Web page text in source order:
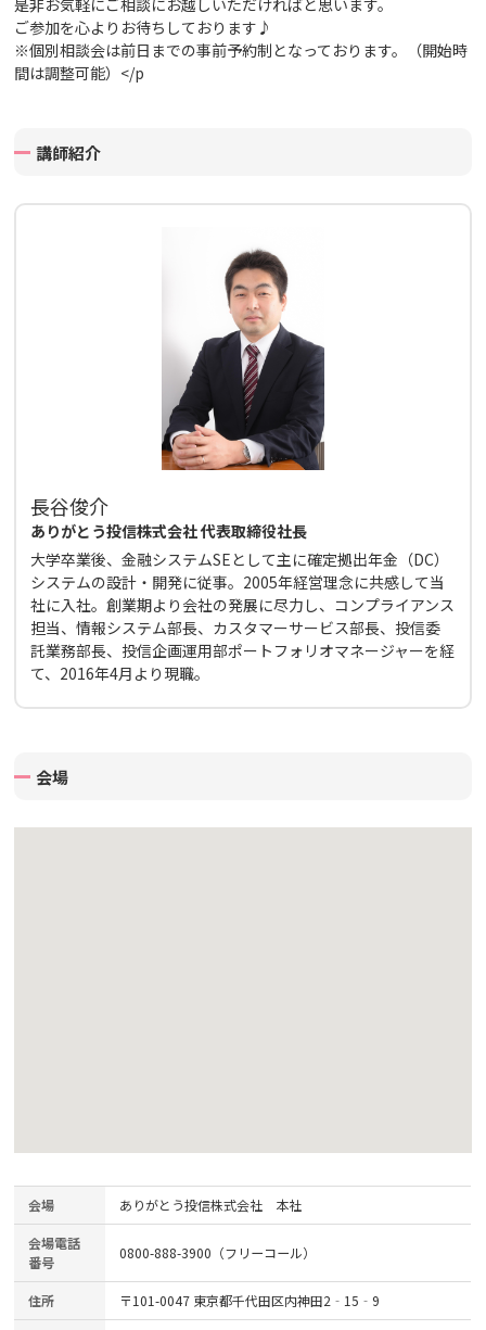
ご参加を心よりお待ちしております♪
※個別相談会は前日までの事前予約制となっております。（開始時
間は調整可能） </p
講師紹介
長谷俊介
ありがとう投信株式会社 代表取締役社長
大学卒業後、金融システムSEとして主に確定拠出年金（DC）
システムの設計・開発に従事。2005年経営理念に共感して当
社に入社。創業期より会社の発展に尽力し、コンプライアンス
担当、情報システム部長、カスタマーサービス部長、投信委
託業務部長、投信企画運用部ポートフォリオマネージャーを経
て、2016年4月より現職。
会場
会場 ありがとう投信株式会社 本社
会場電話
番号
0800-888-3900（フリーコール）
住所 〒101-0047 東京都千代田区内神田2‐15‐9